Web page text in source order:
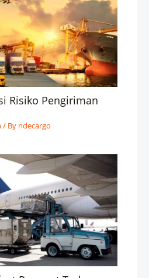
Risiko Pengiriman
/ By ndecargo